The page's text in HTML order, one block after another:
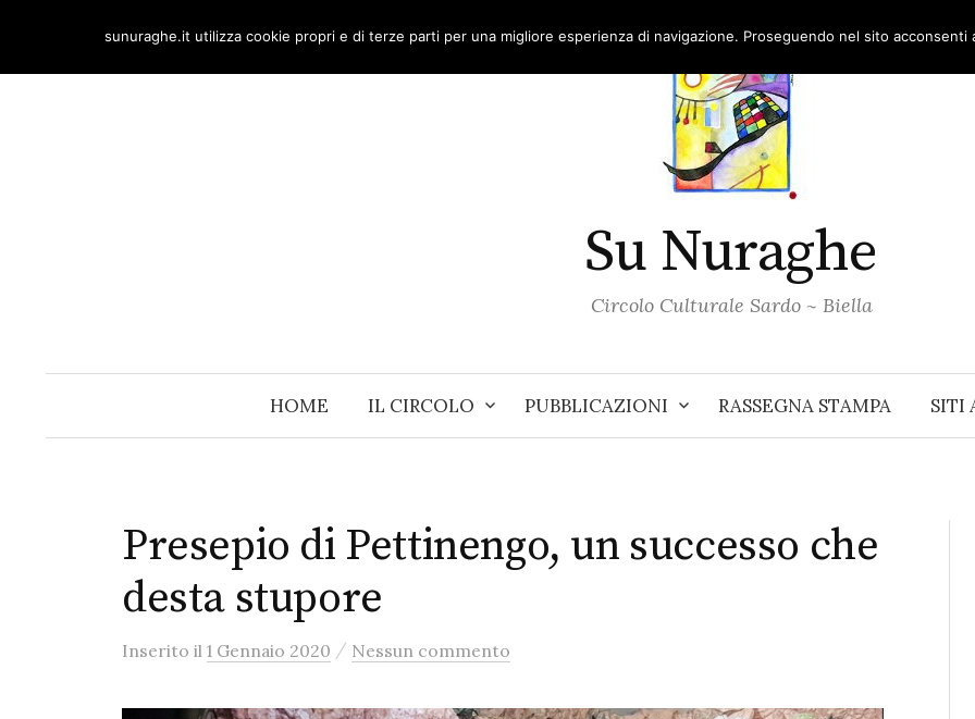
content
Su Nuraghe
Circolo Culturale Sardo ~ Biella
HOME IL CIRCOLO PUBBLICAZIONI RASSEGNA STAMPA SITI
Presepio di Pettinengo, un successo che
desta stupore
Inserito il 1 Gennaio 2020 / Nessun commento
sunuraghe.it utilizza cookie propri e di terze parti per una migliore esperienza di navigazione. Proseguendo nel sito acconsenti